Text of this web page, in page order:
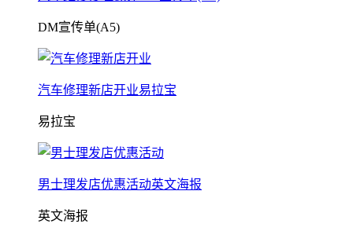
DM宣传单(A5)
汽车修理新店开业易拉宝
易拉宝
男士理发店优惠活动英文海报
英文海报